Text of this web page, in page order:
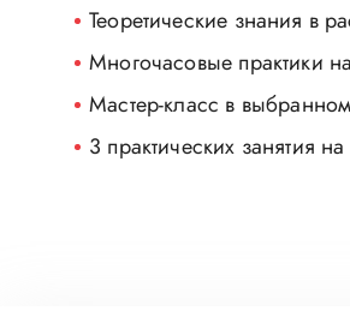
Теоретические знания в
Многочасовые практики
Мастер-класс в
3 практических занятия